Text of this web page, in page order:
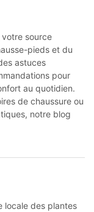
source
pieds et du
astuces
pour
au quotidien.
de chaussure ou
notre blog
locale des plantes